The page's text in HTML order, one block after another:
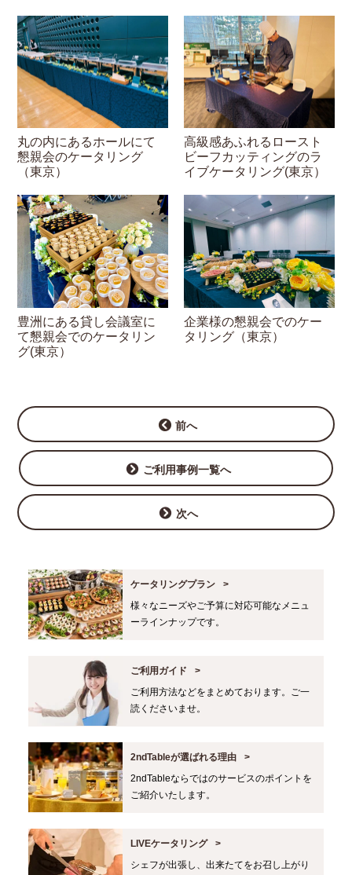
丸の内にあるホールにて
懇親会のケータリング
（東京）
高級感あふれるロースト
ビーフカッティングのラ
イブケータリング(東京）
豊洲にある貸し会議室に
て懇親会でのケータリン
グ(東京）
企業様の懇親会でのケー
タリング（東京）
前へ
ご利用事例一覧へ
次へ
ケータリングプラン
様々なニーズやご予算に対応可能なメニュ
ーラインナップです。
ご利用ガイド
ご利用方法などをまとめております。ご一
読くださいませ。
2ndTableが選ばれる理由
2ndTableならではのサービスのポイントを
ご紹介いたします。
LIVEケータリング
シェフが出張し、出来たてをお召し上がり